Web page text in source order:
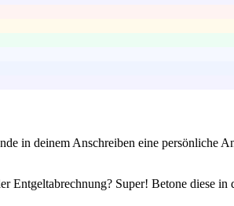
in deinem Anschreiben eine persönliche
Entgeltabrechnung? Super! Betone diese